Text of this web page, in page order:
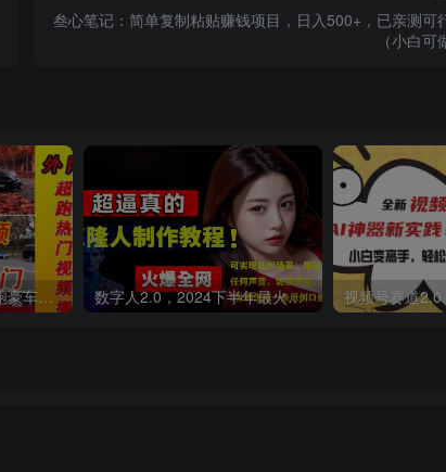
叁心笔记：简单复制粘贴赚钱项目，日入500+，已亲测可
（小白可
外面收费398元外网超跑豪车汽车视频搬运至快手抖音上热门项目 数字人2.0，2024下半年最火项目，无限免费生成视频，可实现任何场景，用任何形象，任何声音，说任何话，5分钟生成一条原创口播视频。